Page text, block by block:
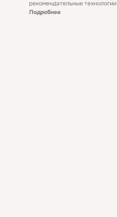
рекомендательные технологии
Подробнее